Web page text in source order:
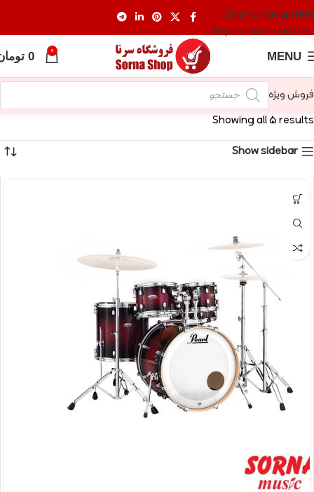
Skip to navigation
Skip to main content
MENU
0
0
فروش ویژه
Showing all 5 results
Show sidebar